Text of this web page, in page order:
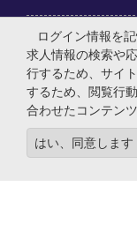
Employer
© マイケル・ペイ
社 法人番号：
ログイン情報を
求人情報の検索や
行するため、サイ
するため、閲覧行
合わせたコンテン
はい、同意します